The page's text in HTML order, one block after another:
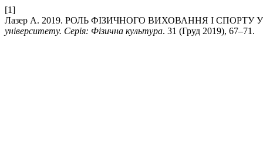
[1]
Лазер A. 2019. РОЛЬ ФІЗИЧНОГО ВИХОВАННЯ І
університету. Серія: Фізична культура. 31 (Груд 2019), 67–71.